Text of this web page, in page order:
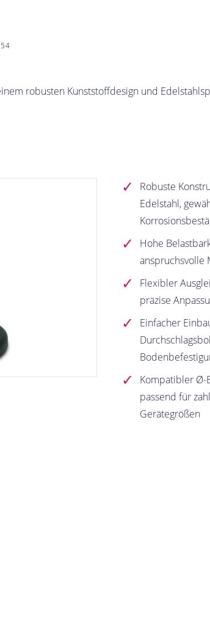
robusten Kunststoffdesign und
Robuste
Edelstahl,
Hohe
anspruchsvolle
Flexibler
präzise
Einfacher
Kompatibler Ø-
passend für
Gerätegrößen